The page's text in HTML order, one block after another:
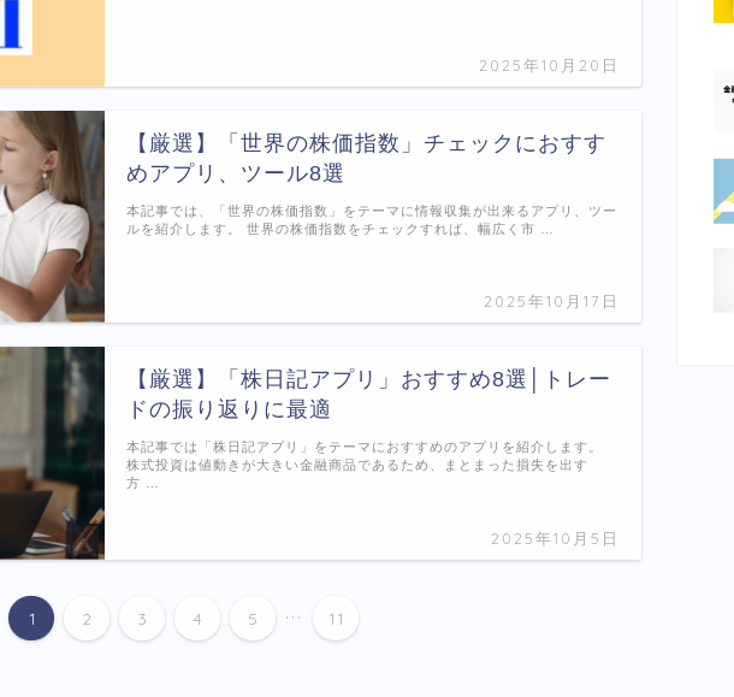
2025年10月20日
【厳選】「世界の株価指数」チェックにおすす
めアプリ、ツール8選
2025年10月17日
本記事では、「世界の株価指数」をテーマに情報収集が出来るアプリ、ツー
ルを紹介します。 世界の株価指数をチェックすれば、幅広く市 …
【厳選】「株日記アプリ」おすすめ8選│トレー
ドの振り返りに最適
2025年10月5日
本記事では「株日記アプリ」をテーマにおすすめのアプリを紹介します。
株式投資は値動きが大きい金融商品であるため、まとまった損失を出す
方 …
1 2 3 4 5 ... 11